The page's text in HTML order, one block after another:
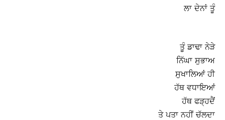
ਲਾ ਦੇਨਾਂ ਤੂੰ
ਤੂੰ ਡਾਢਾ ਨੇੜੇ
ਨਿੱਘਾ ਸੁਭਾਅ
ਸੁਖਾਲਿਆਂ ਹੀ
ਹੱਥ ਵਧਾਇਆਂ
ਹੱਥ ਫੜ੍ਹਦੈਂ
ਤੇ ਪਤਾ ਨਹੀਂ ਚੱਲਦਾ